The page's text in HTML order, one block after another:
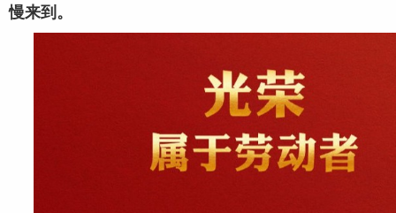
慢来到。